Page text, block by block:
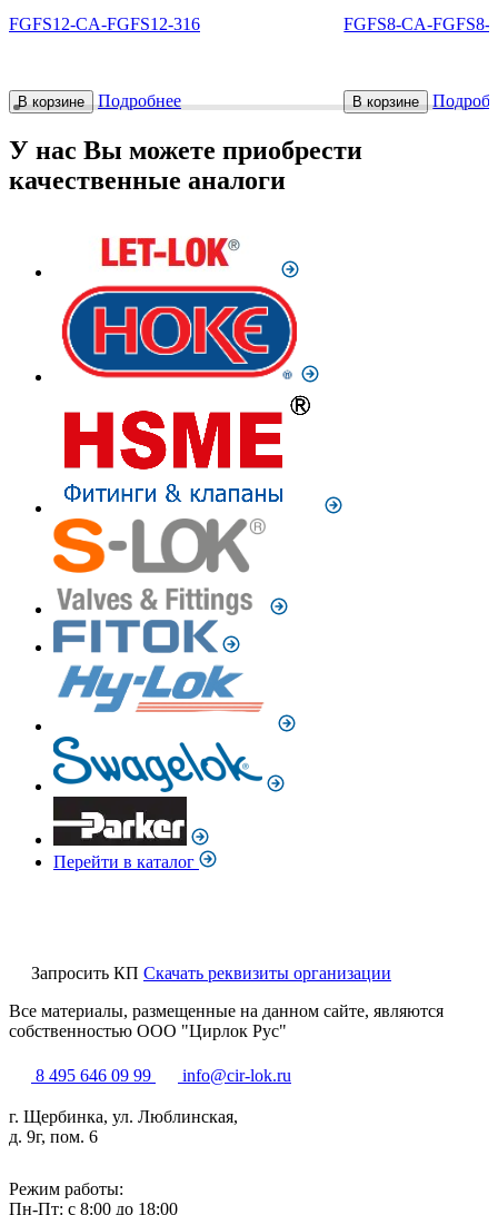
FGFS12-CA-FGFS12-316
В корзине Подробнее
FGFS8-CA-FGFS8-
В корзине
У нас Вы можете приобрести
качественные аналоги
Перейти в каталог
Запросить КП Скачать реквизиты организации
Все материалы, размещенные на данном сайте, являются
собственностью ООО "Цирлок Рус"
8 495 646 09 99 info@cir-lok.ru
г. Щербинка, ул. Люблинская,
д. 9г, пом. 6
Режим работы:
Пн-Пт: с 8:00 до 18:00